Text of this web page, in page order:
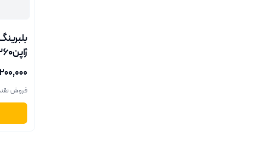
ژاپن80260
۹٬۲۰۰٬۰۰۰
فروش